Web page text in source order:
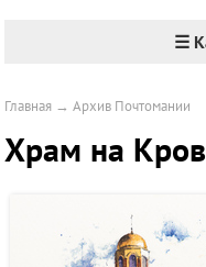
☰
Главная →Архив Почтомании
Храм на